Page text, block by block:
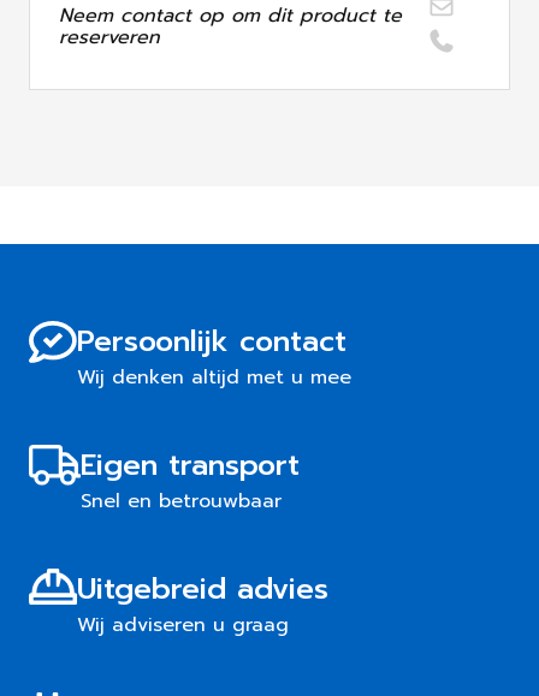
Neem contact op om dit product te
reserveren
Persoonlijk contact
Wij denken altijd met u mee
Eigen transport
Snel en betrouwbaar
Uitgebreid advies
Wij adviseren u graag